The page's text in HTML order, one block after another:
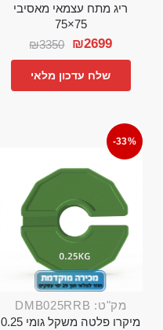
ריג מתח עצמאי מאסיבי
75×75
₪3350 ₪2699
שלח עדכון מלאי
-33%
מק"ט: DMB025RRB
מיקרו פלטה משקל גומי 0.25